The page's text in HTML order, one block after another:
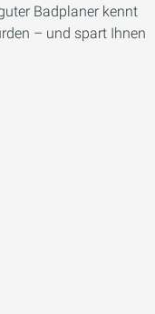
Badplaner kennt
– und spart Ihnen